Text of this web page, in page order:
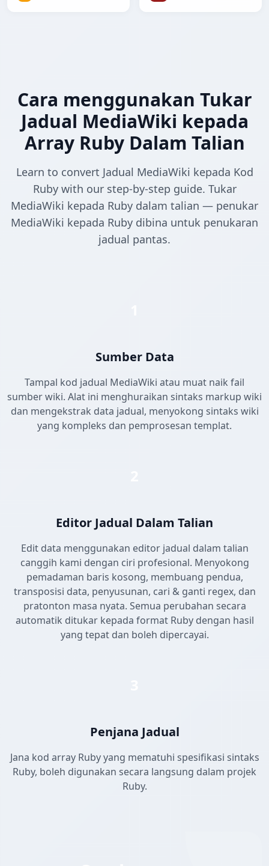
Cara menggunakan Tukar
Jadual MediaWiki kepada
Array Ruby Dalam Talian
Learn to convert Jadual MediaWiki kepada Kod
Ruby with our step-by-step guide. Tukar
MediaWiki kepada Ruby dalam talian — penukar
MediaWiki kepada Ruby dibina untuk penukaran
jadual pantas.
Sumber Data
Tampal kod jadual MediaWiki atau muat naik fail
sumber wiki. Alat ini menghuraikan sintaks markup wiki
dan mengekstrak data jadual, menyokong sintaks wiki
yang kompleks dan pemprosesan templat.
Editor Jadual Dalam Talian
Edit data menggunakan editor jadual dalam talian
canggih kami dengan ciri profesional. Menyokong
pemadaman baris kosong, membuang pendua,
transposisi data, penyusunan, cari & ganti regex, dan
pratonton masa nyata. Semua perubahan secara
automatik ditukar kepada format Ruby dengan hasil
yang tepat dan boleh dipercayai.
Penjana Jadual
Jana kod array Ruby yang mematuhi spesifikasi sintaks
Ruby, boleh digunakan secara langsung dalam projek
Ruby.